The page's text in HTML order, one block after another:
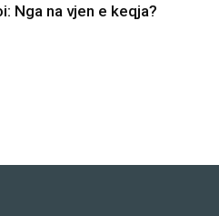
Nga na vjen e keqja?